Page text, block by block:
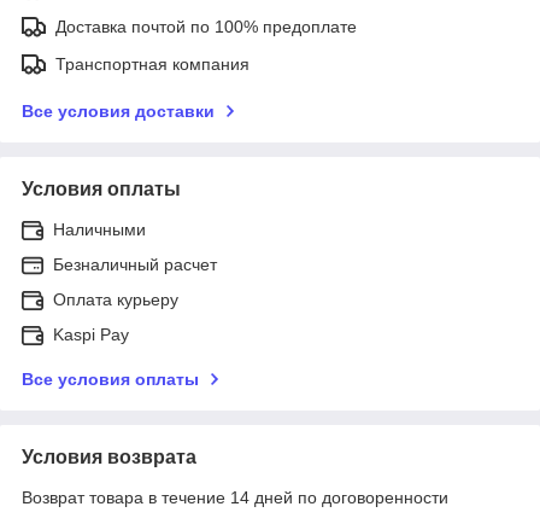
Доставка почтой по 100% предоплате
Транспортная компания
Все условия доставки
Условия оплаты
Наличными
Безналичный расчет
Оплата курьеру
Kaspi Pay
Все условия оплаты
Условия возврата
Возврат товара в течение 14 дней по договоренности